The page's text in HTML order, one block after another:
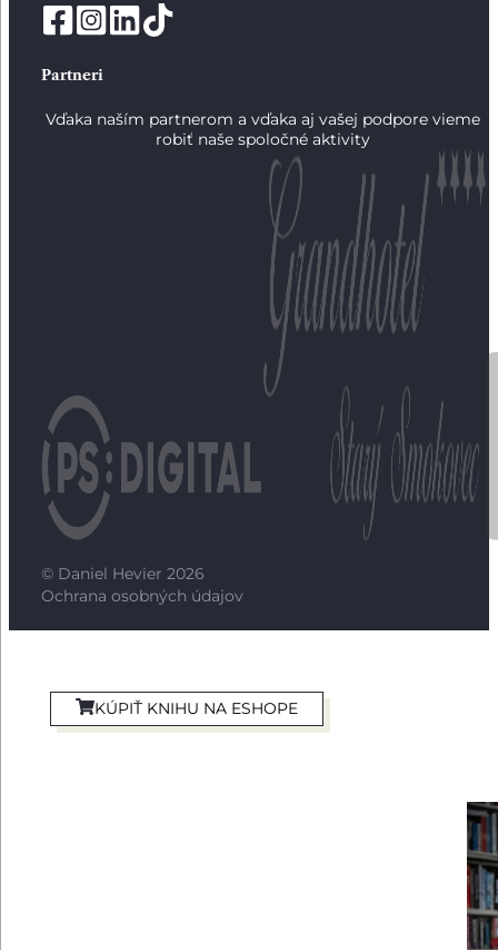
Partneri
Vďaka naším partnerom a vďaka aj vašej podpore vieme
robiť naše spoločné aktivity
© Daniel Hevier 2026
Ochrana osobných údajov
KÚPIŤ KNIHU NA ESHOPE